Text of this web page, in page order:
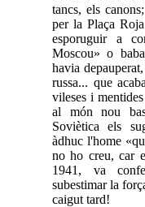
tancs, els
per la Plaça
esporuguir a
Moscou» o
havia
russa... que
vileses i
al món nou
Soviètica els
àdhuc l'home
no ho creu, car
1941, va
subestimar la
caigut tard!